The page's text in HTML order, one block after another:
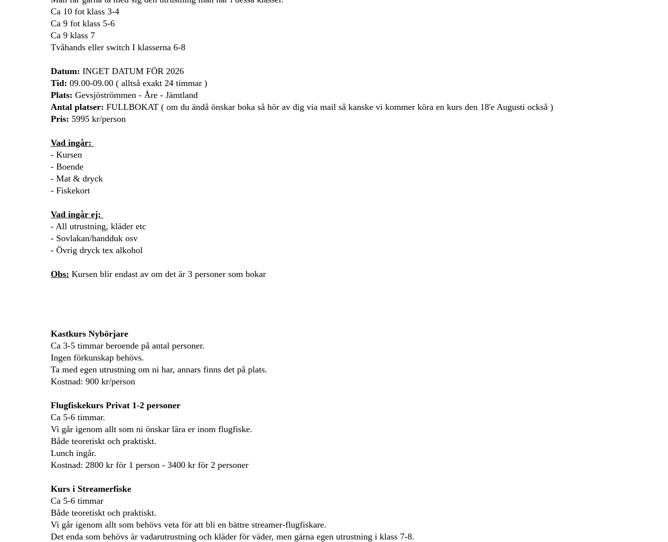
Ca 10 fot klass 3-4
Ca 9 fot klass 5-6
Ca 9 klass 7
Tvåhands eller switch I klasserna 6-8
Datum: INGET DATUM FÖR 2026
Tid: 09.00-09.00 ( alltså exakt 24 timmar )
Plats: Gevsjöströmmen - Åre - Jämtland
Antal platser: FULLBOKAT ( om du ändå önskar boka så hör av dig via mail så kanske vi kommer köra en kurs den 18'e Augusti också )
Pris: 5995 kr/person
Vad ingår:
- Kursen
- Boende
- Mat & dryck
- Fiskekort
Vad ingår ej:
- All utrustning, kläder etc
- Sovlakan/handduk osv
- Övrig dryck tex alkohol
Obs: Kursen blir endast av om det är 3 personer som bokar
Kastkurs Nybörjare
Ca 3-5 timmar beroende på antal personer.
Ingen förkunskap behövs.
Ta med egen utrustning om ni har, annars finns det på plats.
Kostnad: 900 kr/person
Flugfiskekurs Privat 1-2 personer
Ca 5-6 timmar.
Vi går igenom allt som ni önskar lära er inom flugfiske.
Både teoretiskt och praktiskt.
Lunch ingår.
Kostnad: 2800 kr för 1 person - 3400 kr för 2 personer
Kurs i Streamerfiske
Ca 5-6 timmar
Både teoretiskt och praktiskt.
Vi går igenom allt som behövs veta för att bli en bättre streamer-flugfiskare.
Det enda som behövs är vadarutrustning och kläder för väder, men gärna egen utrustning i klass 7-8.